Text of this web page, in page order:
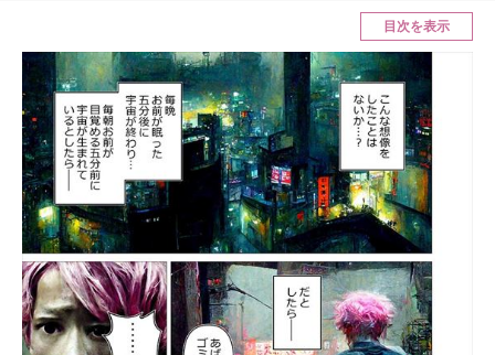
ITの今と未来を見通す
スマホと通信の最新トレンド
進化するPCとデバイスの未来
好きが集まる 比べて選べる
ビジネスと働き方のヒント
AI活用のいまが分かる
目次を表示